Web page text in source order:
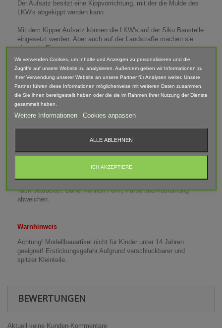
Der Aufsatz besitzt eine Kippvorrichtung, mit der die Mulde des
LKW's abgekippt werden kann.
Mit dem Kipper Aufsatz können die LKW's auf der Siku Baustelle
eingesetzt werden. Aber auch auf der Landstraße machen sie
eine gute Figur.
Erhältlich für:
- Siku Control 32 LKW Scania R620 (6725)
- Siku Control 32 LKW MAN TGA 18.540 (6721)
- Siku Control 32 LKW Volvo FH 16 Bluetooth (6731)
- Siku Control 32 LKW Volvo FH 16 Fernsteuerung (6737)
Maße (LxBxH): 120mm x 86mm x 40mm
Lieferumfang: Kipper Aufsatz
Abgebildete Fahrzeuge und Zubehör sind nicht im Lieferumfang
Der Artikel ist im 3D-Druck-Verfahren gefertigt und von Hand
nach bearbeitet. Daher können Form, Farbe und Ausführung
abweichen.
Warnhinweis
Achtung! Modellbauartikel nicht für Kinder unter 14 Jahren
geeignet! Erstickungsgefahr Aufgrund verschluckbarer und
spitzer Kleinteile.
BEWERTUNGEN
Aktuell keine Kunden-Kommentare
Wir verwenden Cookies, um Inhalte und Anzeigen zu personalisieren und die
Zugriffe auf unsere Website zu analysieren. Außerdem geben wir Informationen zu
Ihrer Verwendung unserer Website an unsere Partner für Analysen weiter. Unsere
Partner führen diese Informationen möglicherweise mit weiteren Daten zusammen,
die Sie ihnen bereitgestellt haben oder die sie im Rahmen Ihrer Nutzung der Dienste
gesammelt haben.
Weitere Informationen Cookies anpassen
ALLE ABLEHNEN
ICH AKZEPTIERE